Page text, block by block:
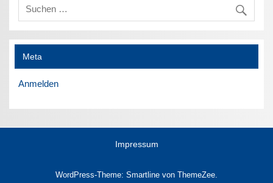
Meta
Anmelden
Impressum
WordPress-Theme: Smartline von ThemeZee.